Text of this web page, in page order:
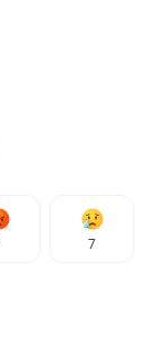
7